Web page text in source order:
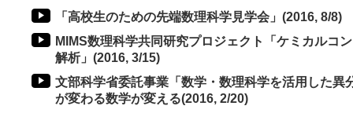
「高校生のための先端数理科学見学会」(2016, 8/8)
MIMS数理科学共同研究プロジェクト「ケミカルコ
解析」(2016, 3/15)
文部科学省委託事業「数学・数理科学を活用した異
が変わる数学が変える(2016, 2/20)